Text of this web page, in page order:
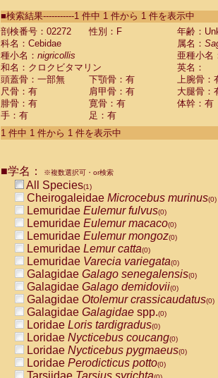
CebidaeSaguinus labiatus(0)
Cebidae Saguinus leucopus (0)
Cebidae
CebidaeSaguinus mystax
CebidaeSaguinus nigricollis (1)
Cebidae Saguinus oedipus
Cebidae Saguinus weddelli
Cebidae Saguinusspp.
Cebidae Aotus trivirgatus
Cebidae Cebus albifrons
CebidaeCebus nigrivittatus
CebidaeCebus
CebidaeSaimiri boliviensis(0)
CebidaeSaimiri sciureus(0)
AtelidaeAlouatta caraya(0)
AtelidaeAlouatta fusca(0)
AtelidaeAlouatta seniculus
AtelidaeAlouattaspp.(0)
AtelidaeAteles belzebuth(0)
AtelidaeAteles geoffroyi(0)
AtelidaeAteles paniscus(0)
AtelidaeAtelesspp.(0)
Atelidae Lagothrix lagothricha
AtelidaeLagothrix lagothricha cana
PitheciidaeCacajao calvus
PitheciidaeCallicebus cupreus
PitheciidaeCallicebus donacophilus
■検索結果-----------1 件中 1 件から 1 件を表示中
剖検番号：02272
性別：F
年齢：
科名：Cebidae
属名：
種小名： nigricollis
亜種小名
和名：クロクビタマリン
英名：
頭蓋骨：一部無
下顎骨：有
上腕骨：
尺骨：有
肩甲骨：有
大腿骨：
腓骨：有
寛骨：有
体幹：有
手：有
足：有
1 件中 1 件から 1 件を表示中
■学名： ※複数選択可・or検索
All Species(1)
Cheirogaleidae Microcebus murinus(0)
Lemuridae Eulemur fulvus(0)
Lemuridae Eulemur macaco(0)
Lemuridae Eulemur mongoz(0)
Lemuridae Lemur catta(0)
Lemuridae Varecia variegata(0)
Galagidae Galago senegalensis(0)
Galagidae Galago demidovii(0)
Galagidae Otolemur crassicaudatus(0)
Galagidae Galagidae spp.(0)
Loridae Loris tardigradus(0)
Loridae Nycticebus coucang(0)
Loridae Nycticebus pygmaeus(0)
Loridae Perodicticus potto(0)
Tarsiidae Tarsius syrichta